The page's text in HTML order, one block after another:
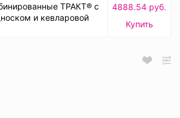
ТРАКТ® с
и кевларовой
4888.54 руб.
Купить